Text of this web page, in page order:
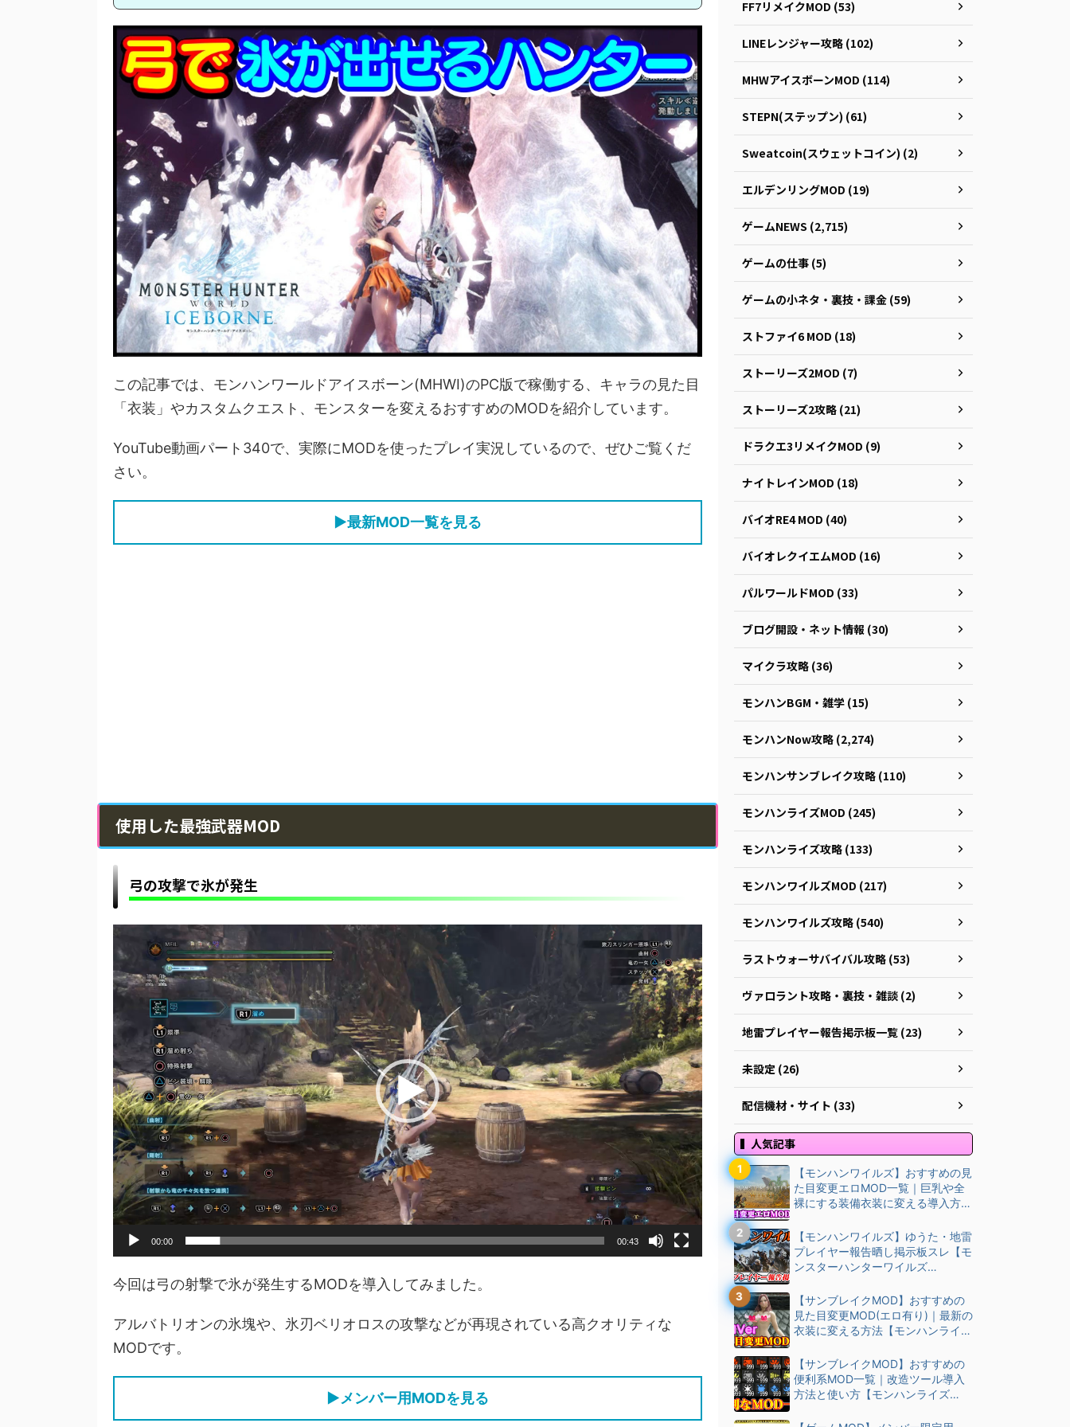
この記事では、モンハンワールドアイスボーン(MHWI)のPC版で稼働する、キャラの見た目
「衣装」やカスタムクエスト、モンスターを変えるおすすめのMODを紹介しています。
YouTube動画パート340で、実際にMODを使ったプレイ実況しているので、ぜひご覧くだ
さい。
▶最新MOD一覧を見る
使用した最強武器MOD
弓の攻撃で氷が発生
動
画
プ
レ
ヤ
ー
00:00 00:43
今回は弓の射撃で氷が発生するMODを導入してみました。
アルバトリオンの氷塊や、氷刃ベリオロスの攻撃などが再現されている高クオリティな
MODです。
▶メンバー用MODを見る
FF7リメイクMOD (53)
LINEレンジャー攻略 (102)
MHWアイスボーンMOD (114)
STEPN(ステップン) (61)
Sweatcoin(スウェットコイン) (2)
エルデンリングMOD (19)
ゲームNEWS (2,715)
ゲームの仕事 (5)
ゲームの小ネタ・裏技・課金 (59)
ストファイ6 MOD (18)
ストーリーズ2MOD (7)
ストーリーズ2攻略 (21)
ドラクエ3リメイクMOD (9)
ナイトレインMOD (18)
バイオRE4 MOD (40)
バイオレクイエムMOD (16)
パルワールドMOD (33)
ブログ開設・ネット情報 (30)
マイクラ攻略 (36)
モンハンBGM・雑学 (15)
モンハンNow攻略 (2,274)
モンハンサンブレイク攻略 (110)
モンハンライズMOD (245)
モンハンライズ攻略 (133)
モンハンワイルズMOD (217)
モンハンワイルズ攻略 (540)
ラストウォーサバイバル攻略 (53)
ヴァロラント攻略・裏技・雑談 (2)
地雷プレイヤー報告掲示板一覧 (23)
未設定 (26)
配信機材・サイト (33)
人気記事
【モンハンワイルズ】おすすめの見
た目変更エロMOD一覧｜巨乳や全
裸にする装備衣装に変える導入方
【モンハンワイルズ】ゆうた・地雷
プレイヤー報告晒し掲示板スレ【モ
ンスターハンターワイルズ
【サンブレイクMOD】おすすめの
見た目変更MOD(エロ有り)｜最新の
衣装に変える方法【モンハンライズ
【サンブレイクMOD】おすすめの
便利系MOD一覧｜改造ツール導入
方法と使い方【モンハンライズ